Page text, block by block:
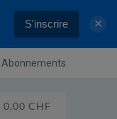
S'inscrire ✕
Abonnements
0,00 CHF